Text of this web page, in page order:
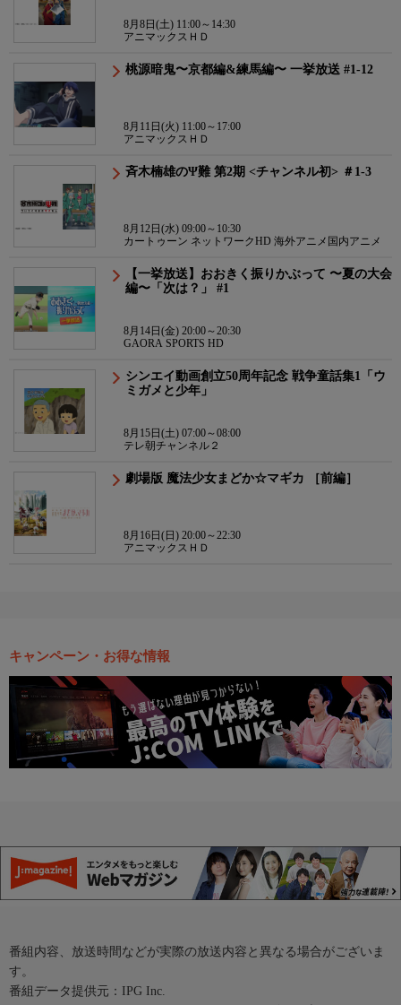
8月8日(土) 11:00～14:30
アニマックスＨＤ
桃源暗鬼〜京都編&練馬編〜 一挙放送 #1-12
8月11日(火) 11:00～17:00
アニマックスＨＤ
斉木楠雄のΨ難 第2期 <チャンネル初> ＃1-3
8月12日(水) 09:00～10:30
カートゥーン ネットワークHD 海外アニメ国内アニメ
【一挙放送】おおきく振りかぶって 〜夏の大会
編〜「次は？」 #1
8月14日(金) 20:00～20:30
GAORA SPORTS HD
シンエイ動画創立50周年記念 戦争童話集1「ウ
ミガメと少年」
8月15日(土) 07:00～08:00
テレ朝チャンネル２
劇場版 魔法少女まどか☆マギカ ［前編］
8月16日(日) 20:00～22:30
アニマックスＨＤ
キャンペーン・お得な情報
番組内容、放送時間などが実際の放送内容と異なる場合がございま
す。
番組データ提供元：IPG Inc.